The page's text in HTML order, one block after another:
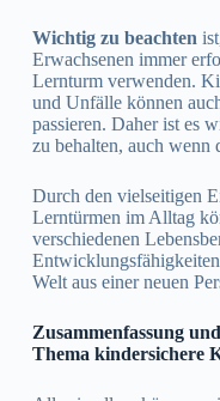
Wichtig zu beachten
Erwachsenen immer
Lernturm verwenden.
und Unfälle können
passieren. Daher ist es
zu behalten, auch
Durch den vielseitigen
Lerntürmen im Alltag
verschiedenen
Welt aus einer neuen
Zusammenfassung
Thema kindersichere